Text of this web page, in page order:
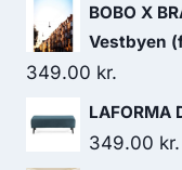
BOBO X
Vestbyen
349.00 kr.
349.00 kr.